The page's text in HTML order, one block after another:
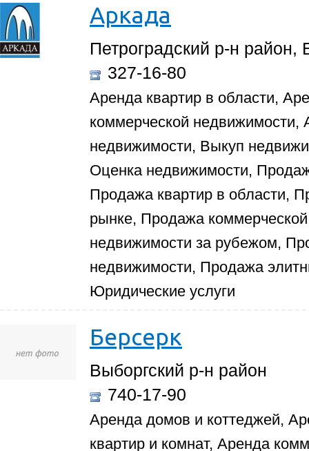
Аркада
Петроградский р-н район,
327-16-80
Аренда квартир в области,
коммерческой
недвижимости, Выкуп
Оценка недвижимости,
Продажа квартир в области,
рынке, Продажа
недвижимости за рубежом,
недвижимости, Продажа
Юридические услуги
Берсерк
Выборгский р-н район
740-17-90
Аренда домов и коттеджей,
квартир и комнат, Аренда